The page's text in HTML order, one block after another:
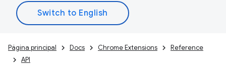
Página principal Docs Chrome Extensions
Reference
API